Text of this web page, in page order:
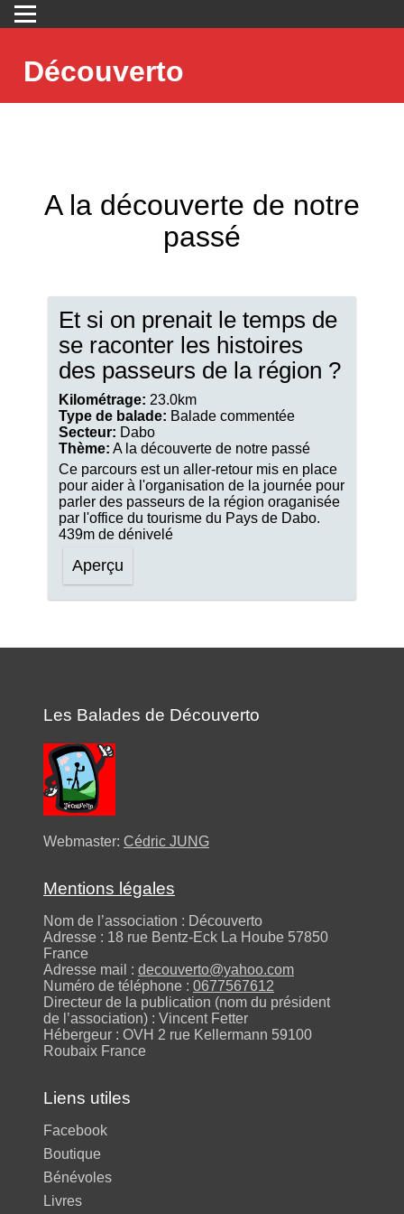
Découverto
A la découverte de notre
passé
Et si on prenait le temps de
se raconter les histoires
des passeurs de la région ?
Kilométrage: 23.0km
Type de balade: Balade commentée
Secteur: Dabo
Thème: A la découverte de notre passé
Ce parcours est un aller-retour mis en place
pour aider à l'organisation de la journée pour
parler des passeurs de la région oraganisée
par l'office du tourisme du Pays de Dabo.
439m de dénivelé
Aperçu
Les Balades de Découverto
Webmaster: Cédric JUNG
Mentions légales
Nom de l’association : Découverto
Adresse : 18 rue Bentz-Eck La Hoube 57850
France
Adresse mail : decouverto@yahoo.com
Numéro de téléphone : 0677567612
Directeur de la publication (nom du président
de l’association) : Vincent Fetter
Hébergeur : OVH 2 rue Kellermann 59100
Roubaix France
Liens utiles
Facebook
Boutique
Bénévoles
Livres